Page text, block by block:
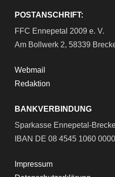
POSTANSCHRIFT:
FFC Ennepetal 2009 e. V.
Am Bollwerk 2, 58339
Webmail
Redaktion
BANKVERBINDUNG
Sparkasse Ennepetal-
IBAN DE 08 4545 1060
Impressum